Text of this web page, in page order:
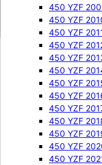
525 EXC-F
525 EXC-F
525 EXC-F
450 YZF
450 YZF
450 YZF
450 YZF
450 YZF
450 YZF
450 YZF
450 YZF
450 YZF
450 YZF
450 YZF
450 YZF
450 YZF
125